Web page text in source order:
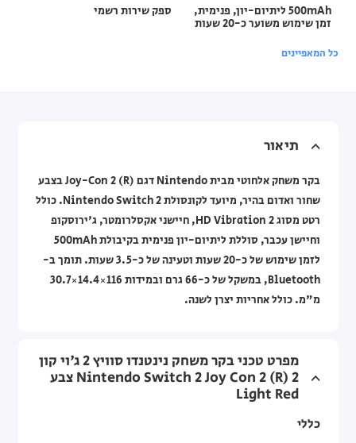
500mAh ליתיום-יון, פנימית,
זמן שימוש משוער כ-20 שעות
ספק שירות רשמי
כל המאפיינים
תיאור
בקר משחק אלחוטי מבית Nintendo דגם Joy-Con 2 (R) בצבע
שחור ואדום בהיר, מיועד לקונסולת Nintendo Switch 2. כולל
רטט מסוג HD Vibration 2, חיישני אקסלרומטר, ג'ירוסקופ
וחיישן עכבר, סוללת ליתיום-יון פנימית בקיבולת 500mAh
לזמן שימוש של כ-20 שעות וטעינה של כ-3.5 שעות. תומך ב-
Bluetooth, במשקל של כ-66 גרם ובמידות 116×14.4×30.7
מ"מ. כולל אחריות יצרן לשנה.
מפרט טכני בקר משחק נינטנדו סוויץ 2 ג'וי קון
2 Nintendo Switch 2 Joy Con 2 (R) צבע
Light Red
כללי